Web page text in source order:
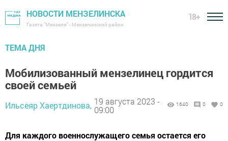
НОВОСТИ МЕНЗЕЛИНСКА
Газета "Мензеля" - Мензелинский район
18+
ТЕМА ДНЯ
Мобилизованный мензелинец гордится
своей семьей
Ильсеяр Хаертдинова, 19 августа 2023 -
09:00
1640 0 0
Для каждого военнослужащего семья остается его